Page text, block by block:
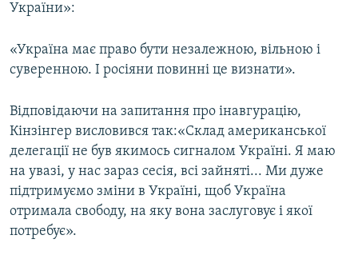
України»:
«Україна має право бути незалежною, вільною і
суверенною. І росіяни повинні це визнати».
Відповідаючи на запитання про інавгурацію,
Кінзінгер висловився так:«Склад американської
делегації не був якимось сигналом Україні. Я маю
на увазі, у нас зараз сесія, всі зайняті... Ми дуже
підтримуємо зміни в Україні, щоб Україна
отримала свободу, на яку вона заслуговує і якої
потребує».